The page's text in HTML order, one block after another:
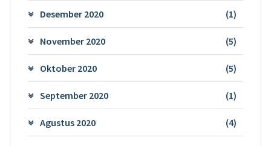
Desember 2020 (1)
November 2020 (5)
Oktober 2020 (5)
September 2020 (1)
Agustus 2020 (4)